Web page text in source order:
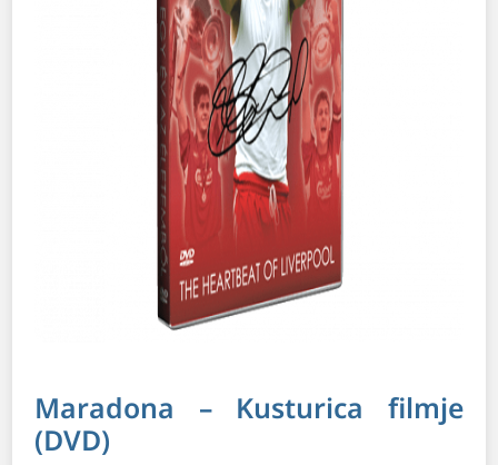
Maradona – Kusturica filmje
(DVD)